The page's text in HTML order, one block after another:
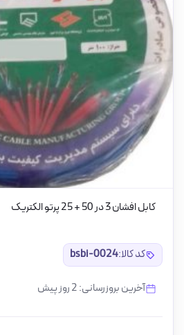
کابل افشان 3 در 50 + 25 پرتو الکتریک
کد کالا:bsbi-0024
آخرین بروزرسانی: 2 روز پیش